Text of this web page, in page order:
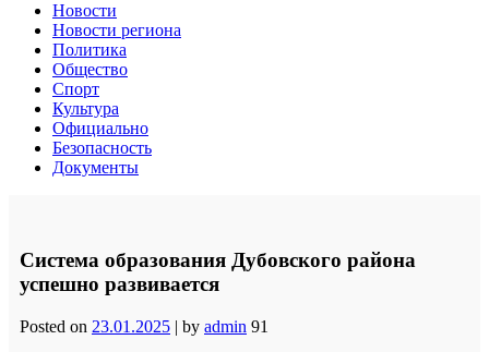
Новости
Новости региона
Политика
Общество
Спорт
Культура
Официально
Безопасность
Документы
Система образования Дубовского района
успешно развивается
Posted on 23.01.2025 | by admin 91